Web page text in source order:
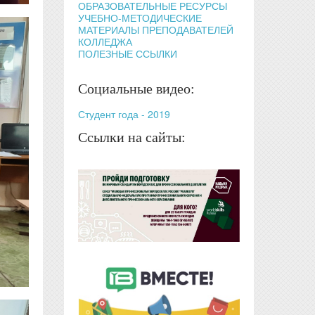
ОБРАЗОВАТЕЛЬНЫЕ РЕСУРСЫ
УЧЕБНО-МЕТОДИЧЕСКИЕ
МАТЕРИАЛЫ ПРЕПОДАВАТЕЛЕЙ
КОЛЛЕДЖА
ПОЛЕЗНЫЕ ССЫЛКИ
Социальные видео:
Студент года - 2019
Ссылки на сайты: